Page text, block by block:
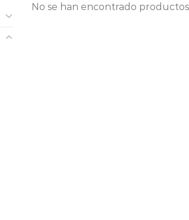
No se han encontrado